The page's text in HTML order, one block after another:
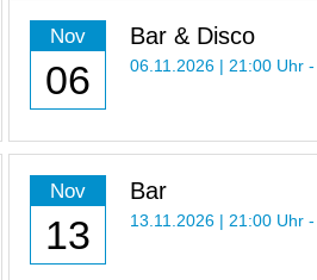
Nov
06
Bar & Disco
06.11.2026 | 21:00 Uhr
Nov
13
Bar
13.11.2026 | 21:00 Uhr